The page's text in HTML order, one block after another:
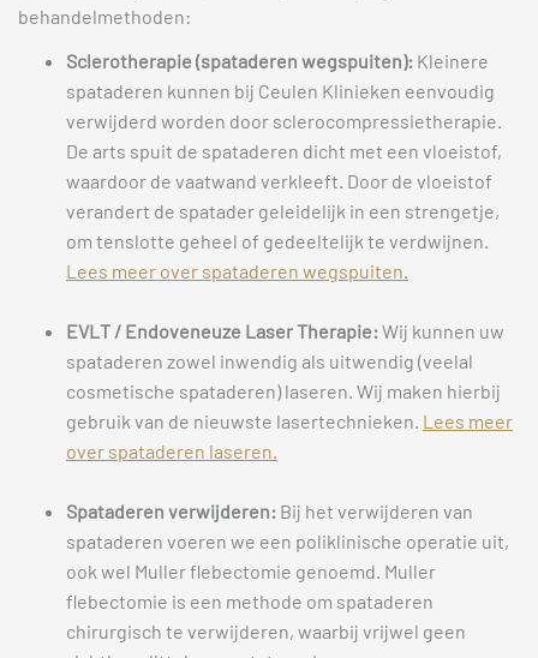
behandelmethoden:
Sclerotherapie (spataderen wegspuiten): Kleinere
spataderen kunnen bij Ceulen Klinieken eenvoudig
verwijderd worden door sclerocompressietherapie.
De arts spuit de spataderen dicht met een vloeistof,
waardoor de vaatwand verkleeft. Door de vloeistof
verandert de spatader geleidelijk in een strengetje,
om tenslotte geheel of gedeeltelijk te verdwijnen.
Lees meer over spataderen wegspuiten.
EVLT / Endoveneuze Laser Therapie:Wij kunnen uw
spataderen zowel inwendig als uitwendig (veelal
cosmetische spataderen) laseren. Wij maken hierbij
gebruik van de nieuwste lasertechnieken. Lees meer
over spataderen laseren.
Spataderen verwijderen: Bij het verwijderen van
spataderen voeren we een poliklinische operatie uit,
ook wel Muller flebectomie genoemd. Muller
flebectomie is een methode om spataderen
chirurgisch te verwijderen, waarbij vrijwel geen